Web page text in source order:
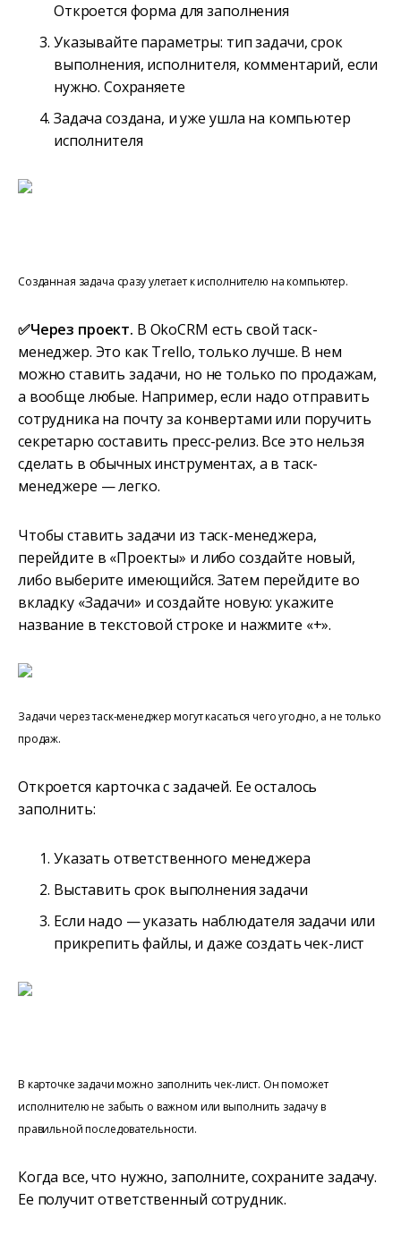
Откроется форма для заполнения
Указывайте параметры: тип задачи, срок
выполнения, исполнителя, комментарий, если
нужно. Сохраняете
Задача создана, и уже ушла на компьютер
исполнителя
Созданная задача сразу улетает к исполнителю на компьютер.
✅Через проект. В OkoCRM есть свой таск-
менеджер. Это как Trello, только лучше. В нем
можно ставить задачи, но не только по продажам,
а вообще любые. Например, если надо отправить
сотрудника на почту за конвертами или поручить
секретарю составить пресс-релиз. Все это нельзя
сделать в обычных инструментах, а в таск-
менеджере — легко.
Чтобы ставить задачи из таск-менеджера,
перейдите в «Проекты» и либо создайте новый,
либо выберите имеющийся. Затем перейдите во
вкладку «Задачи» и создайте новую: укажите
название в текстовой строке и нажмите «+».
Задачи через таск-менеджер могут касаться чего угодно, а не только
продаж.
Откроется карточка с задачей. Ее осталось
заполнить:
Указать ответственного менеджера
Выставить срок выполнения задачи
Если надо — указать наблюдателя задачи или
прикрепить файлы, и даже создать чек-лист
В карточке задачи можно заполнить чек-лист. Он поможет
исполнителю не забыть о важном или выполнить задачу в
правильной последовательности.
Когда все, что нужно, заполните, сохраните задачу.
Ее получит ответственный сотрудник.